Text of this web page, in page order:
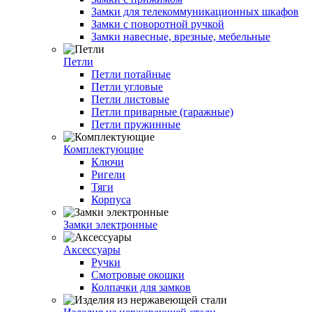
Замки для телекоммуникационных шкафов
Замки с поворотной ручкой
Замки навесные, врезные, мебельные
Петли
Петли потайные
Петли угловые
Петли листовые
Петли приварные (гаражные)
Петли пружинные
Комплектующие
Ключи
Ригели
Тяги
Корпуса
Замки электронные
Аксессуары
Ручки
Смотровые окошки
Колпачки для замков